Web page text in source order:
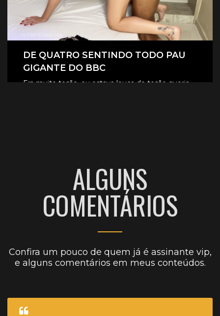
DE QUATRO SENTINDO TODO PAU
GIGANTE DO BBC
Era muito tesão, eu estava louca de tesão queria
ALGUNS
COMENTÁRIOS
Confira um pouco de quem já é assinante vip,
e alguns comentários em meus conteúdos.